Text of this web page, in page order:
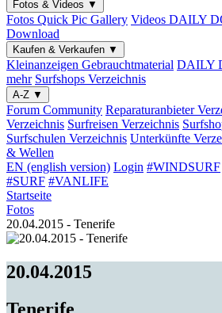
Fotos & Videos ▼
Fotos Quick Pic Gallery Videos DAILY
Download
Kaufen & Verkaufen ▼
Kleinanzeigen Gebrauchtmaterial DAILY
mehr Surfshops Verzeichnis
A-Z ▼
Forum Community Reparaturanbieter
Verzeichnis Surfreisen Verzeichnis
Surfschulen Verzeichnis Unterkünfte
& Wellen
EN (english version) Login #WINDSURF
#SURF #VANLIFE
Startseite
Fotos
20.04.2015 - Tenerife
20.04.2015